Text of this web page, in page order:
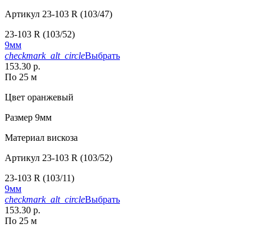
Артикул 23-103 R (103/47)
23-103 R (103/52)
9мм
checkmark_alt_circleВыбрать
153.30 р.
По 25 м
Цвет оранжевый
Размер 9мм
Материал вискоза
Артикул 23-103 R (103/52)
23-103 R (103/11)
9мм
checkmark_alt_circleВыбрать
153.30 р.
По 25 м